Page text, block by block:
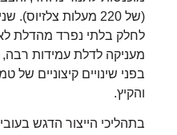
(של 220 מעלות צלזיוס).
לחלק בלתי נפרד מהדלת לאורך
מעניקה לדלת עמידות רבה, הן
בפני שינויים קיצוניים של
בתהליכי הייצור הדגש בעובי